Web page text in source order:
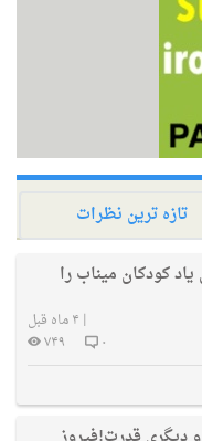
تازه ترین نظرات
کودکان میناب را
| ۴ ماه قبل
۰
۷۴۹